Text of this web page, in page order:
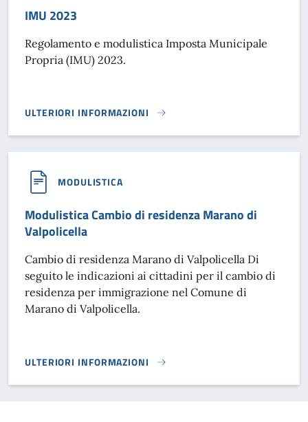
IMU 2023
Regolamento e modulistica Imposta Municipale
Propria (IMU) 2023.
ULTERIORI INFORMAZIONI
IMU 2023}
MODULISTICA
Modulistica Cambio di residenza Marano di
Valpolicella
Cambio di residenza Marano di Valpolicella Di
seguito le indicazioni ai cittadini per il cambio di
residenza per immigrazione nel Comune di
Marano di Valpolicella.
ULTERIORI INFORMAZIONI
MODULISTICA CAMBIO DI RESIDENZA MARANO DI